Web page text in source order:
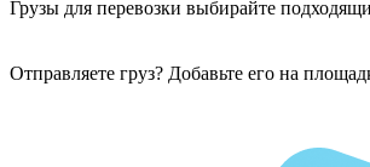
Грузы для перевозки выбирайте
Отправляете груз? Добавьте его на